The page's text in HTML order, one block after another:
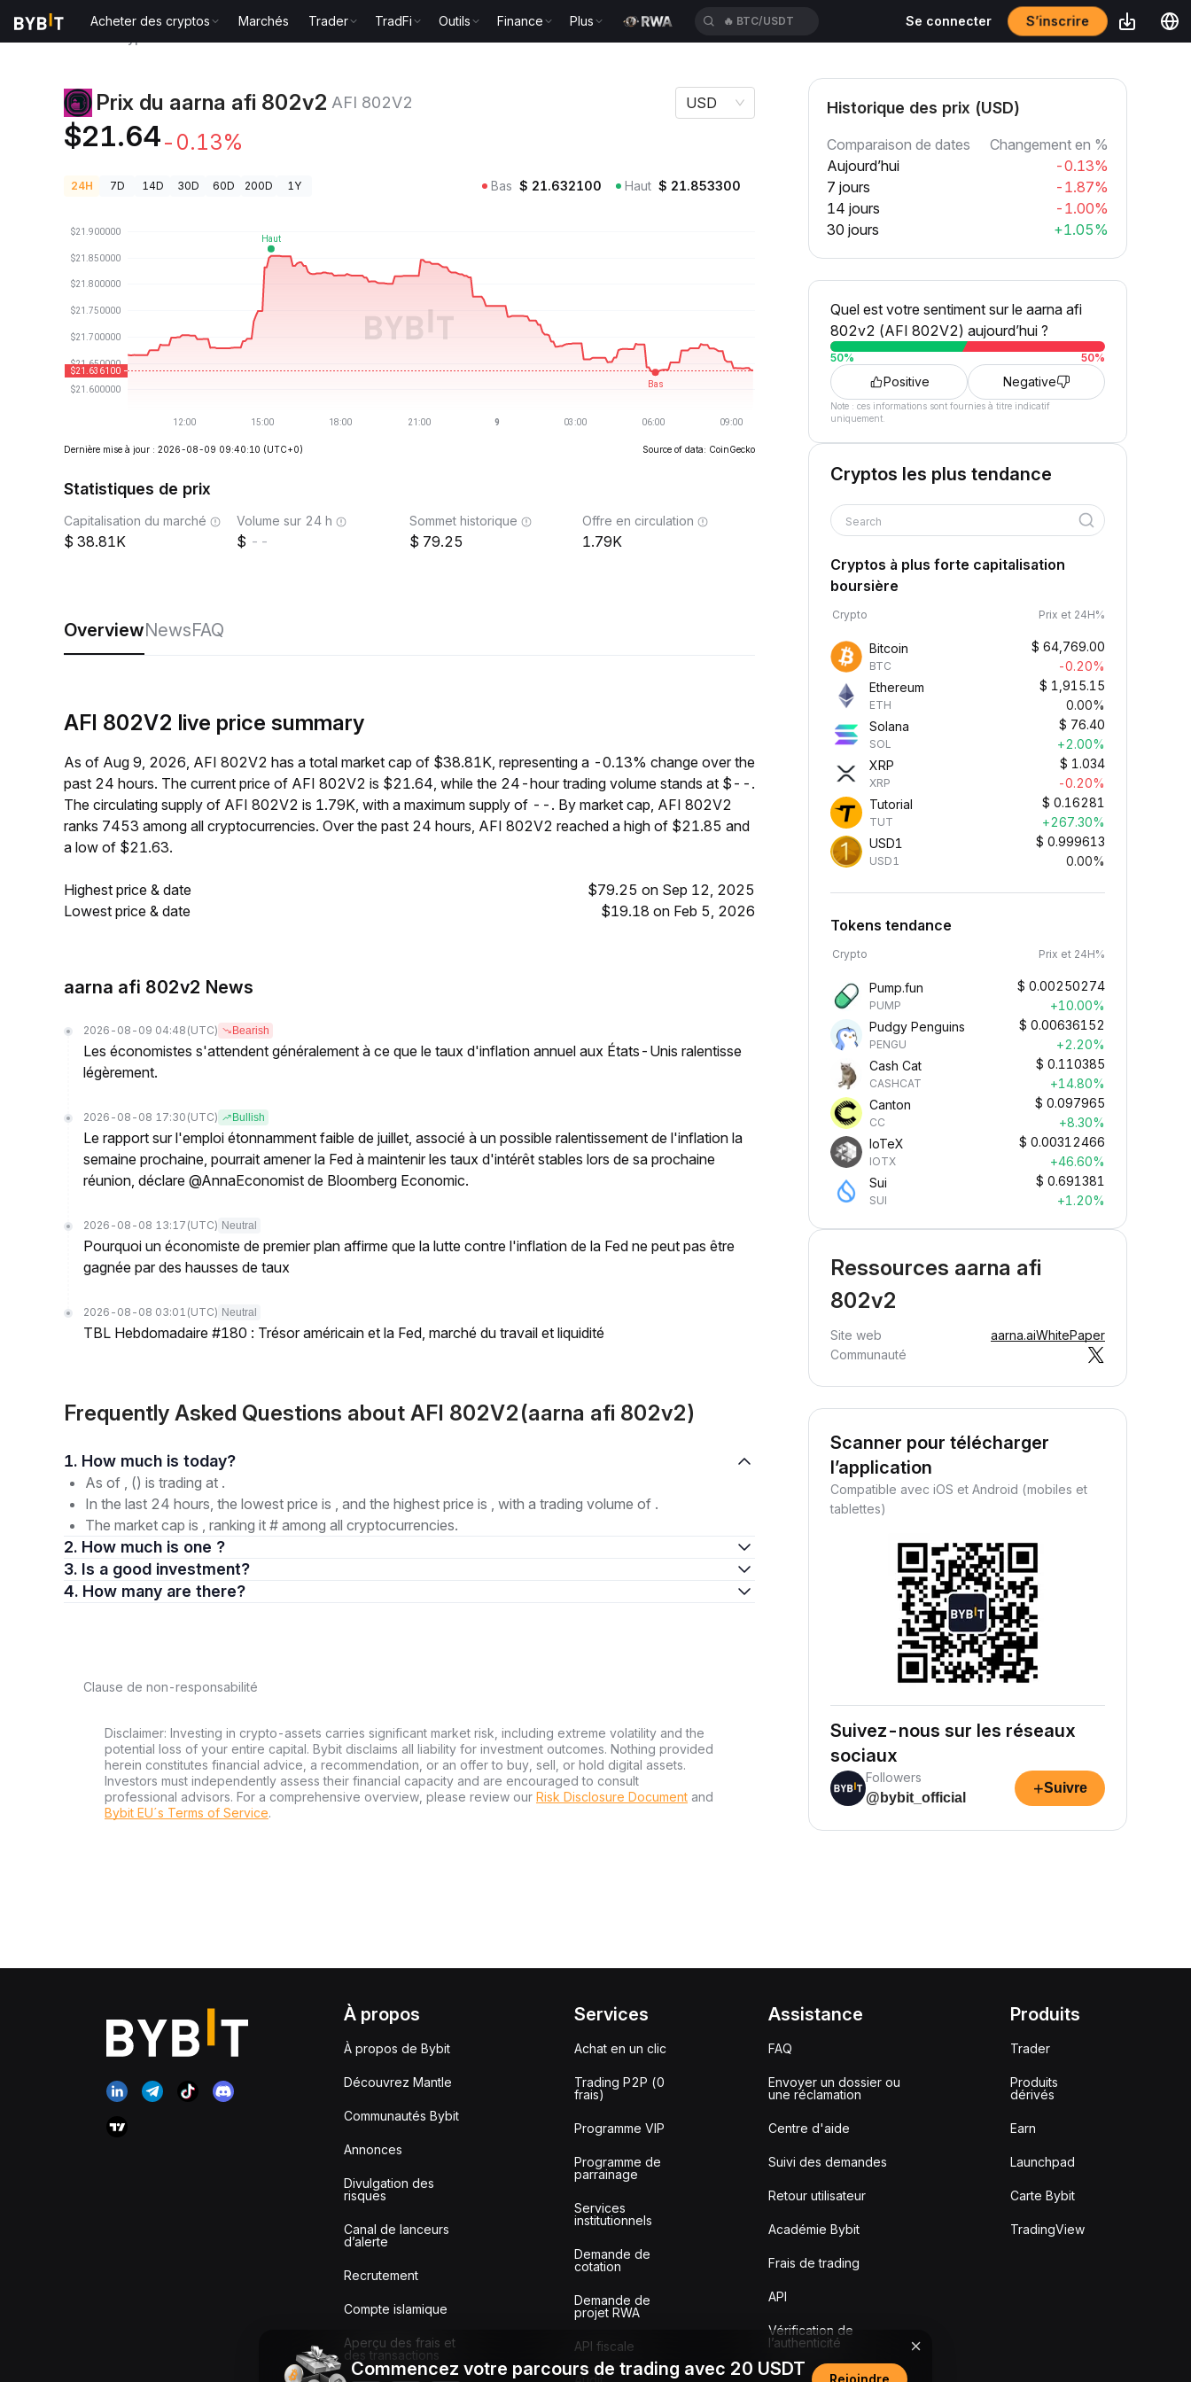
Acheter des cryptos Marchés Trader TradFi Outils Finance Plus 🔥 BTC/USDT Se connecter S’inscrire
Prix du aarna afi 802v2 AFI 802V2
$21.64-0.13%
USD
24H 7D 14D 30D 60D 200D 1Y Bas $ 21.632100 Haut $ 21.853300
Dernière mise à jour : 2026-08-09 09:40:10 (UTC+0) Source of data: CoinGecko
Statistiques de prix
Capitalisation du marché
38.81K
Volume sur 24 h
--
Sommet historique
79.25
Offre en circulation
1.79K
OverviewNewsFAQ
AFI 802V2 live price summary
As of Aug 9, 2026, AFI 802V2 has a total market cap of $38.81K, representing a -0.13% change over the
past 24 hours. The current price of AFI 802V2 is $21.64, while the 24-hour trading volume stands at $--.
The circulating supply of AFI 802V2 is 1.79K, with a maximum supply of --. By market cap, AFI 802V2
ranks 7453 among all cryptocurrencies. Over the past 24 hours, AFI 802V2 reached a high of $21.85 and
a low of $21.63.
Highest price & date
$79.25 on Sep 12, 2025
Lowest price & date
$19.18 on Feb 5, 2026
aarna afi 802v2 News
2026-08-09 04:48 (UTC) Bearish
Les économistes s'attendent généralement à ce que le taux d'inflation annuel aux États-Unis ralentisse
légèrement.
2026-08-08 17:30 (UTC) Bullish
Le rapport sur l'emploi étonnamment faible de juillet, associé à un possible ralentissement de l'inflation la
semaine prochaine, pourrait amener la Fed à maintenir les taux d'intérêt stables lors de sa prochaine
réunion, déclare @AnnaEconomist de Bloomberg Economic.
2026-08-08 13:17 (UTC) Neutral
Pourquoi un économiste de premier plan affirme que la lutte contre l'inflation de la Fed ne peut pas être
gagnée par des hausses de taux
2026-08-08 03:01 (UTC) Neutral
TBL Hebdomadaire #180 : Trésor américain et la Fed, marché du travail et liquidité
Frequently Asked Questions about AFI 802V2(aarna afi 802v2)
1. How much is today?
As of , () is trading at .
In the last 24 hours, the lowest price is , and the highest price is , with a trading volume of .
The market cap is , ranking it # among all cryptocurrencies.
2. How much is one ?
3. Is a good investment?
4. How many are there?
Clause de non-responsabilité
Disclaimer: Investing in crypto-assets carries significant market risk, including extreme volatility and the
potential loss of your entire capital. Bybit disclaims all liability for investment outcomes. Nothing provided
herein constitutes financial advice, a recommendation, or an offer to buy, sell, or hold digital assets.
Investors must independently assess their financial capacity and are encouraged to consult
professional advisors. For a comprehensive overview, please review our Risk Disclosure Document and
Bybit EU´s Terms of Service.
Historique des prix (USD)
Comparaison de dates
Changement en %
Aujourd’hui
-0.13%
7 jours
-1.87%
14 jours
-1.00%
30 jours
+1.05%
Quel est votre sentiment sur le aarna afi
802v2 (AFI 802V2) aujourd’hui ?
50% 50%
Positive Negative
Note : ces informations sont fournies à titre indicatif
uniquement.
Cryptos les plus tendance
Search
Cryptos à plus forte capitalisation
boursière
Crypto Prix et 24H%
Bitcoin
BTC
$ 64,769.00
-0.20%
Ethereum
ETH
$ 1,915.15
0.00%
Solana
SOL
$ 76.40
+2.00%
XRP
XRP
$ 1.034
-0.20%
Tutorial
TUT
$ 0.16281
+267.30%
USD1
USD1
$ 0.999613
0.00%
Tokens tendance
Crypto Prix et 24H%
Pump.fun
PUMP
$ 0.00250274
+10.00%
Pudgy Penguins
PENGU
$ 0.00636152
+2.20%
Cash Cat
CASHCAT
$ 0.110385
+14.80%
Canton
CC
$ 0.097965
+8.30%
IoTeX
IOTX
$ 0.00312466
+46.60%
Sui
SUI
$ 0.691381
+1.20%
Ressources aarna afi
802v2
Site web aarna.aiWhitePaper
Communauté
Scanner pour télécharger
l’application
Compatible avec iOS et Android (mobiles et
tablettes)
Suivez-nous sur les réseaux
sociaux
Followers
@bybit_official
+Suivre
À propos
À propos de Bybit
Découvrez Mantle
Communautés Bybit
Annonces
Divulgation des
risques
Canal de lanceurs
d’alerte
Recrutement
Compte islamique
Aperçu des frais et
des transactions
Services
Achat en un clic
Trading P2P (0
frais)
Programme VIP
Programme de
parrainage
Services
institutionnels
Demande de
cotation
Demande de
projet RWA
API fiscale
Assistance
FAQ
Envoyer un dossier ou
une réclamation
Centre d'aide
Suivi des demandes
Retour utilisateur
Académie Bybit
Frais de trading
API
Vérification de
l’authenticité
Produits
Trader
Produits
dérivés
Earn
Launchpad
Carte Bybit
TradingView
Commencez votre parcours de trading avec 20 USDT Rejoindre